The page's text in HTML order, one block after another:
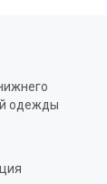
одежды